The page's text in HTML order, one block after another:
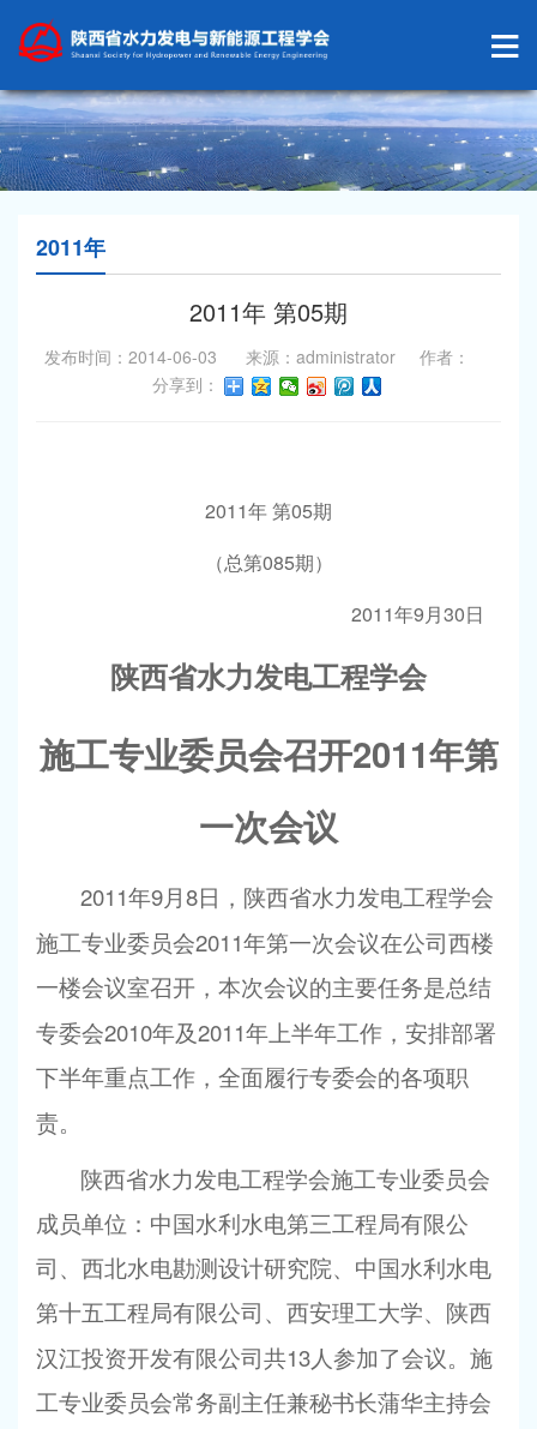
2011年
2011年 第05期
发布时间：2014-06-03 来源：administrator 作者：
分享到：
2011年 第05期
（总第085期）
2011年9 月 30 日
陕西省水力发电工程学会
施工专业委员会召开2011年第
一次会议
2011年9月8日 ，陕西省水力发电工程学会
施工专业委员会2011年第一次会议在公司西楼
一楼会议室召开，本次会议的主要任务是总结
专委会2010年及2011年上半年工作，安排部署
下半年重点工作，全面履行专委会的各项职
责。
陕西省水力发电工程学会施工专业委员会
成员单位：中国水利水电第三工程局有限公
司、西北水电勘测设计研究院、中国水利水电
第十五工程局有限公司、西安理工大学、陕西
汉江投资开发有限公司共13人参加了会议。施
工专业委员会常务副主任兼秘书长蒲华主持会